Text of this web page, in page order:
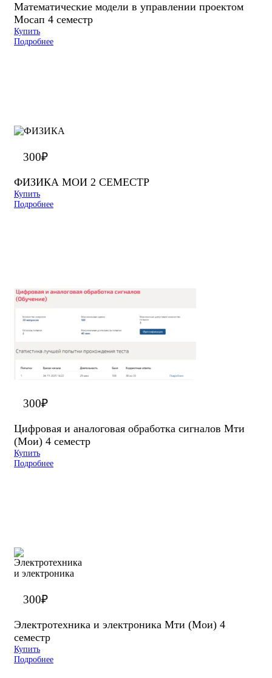
Математические модели в управлении проектом
Мосап 4 семестр
Купить
Подробнее
300₽
ФИЗИКА МОИ 2 СЕМЕСТР
Купить
Подробнее
300₽
Цифровая и аналоговая обработка сигналов Мти
(Мои) 4 семестр
Купить
Подробнее
300₽
Электротехника и электроника Мти (Мои) 4
семестр
Купить
Подробнее